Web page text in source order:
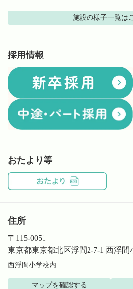
施設の様子一覧は
採用情報
おたより等
住所
〒 115-0051
東京都東京都北区浮間2-7-1 西浮間
西浮間小学校内
マップを確認する